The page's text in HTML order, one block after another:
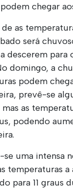
chegar
de as
será
descerem para
domingo, a
podem
prevê-se
as
podendo
se uma intensa
temperaturas a
para 11 graus